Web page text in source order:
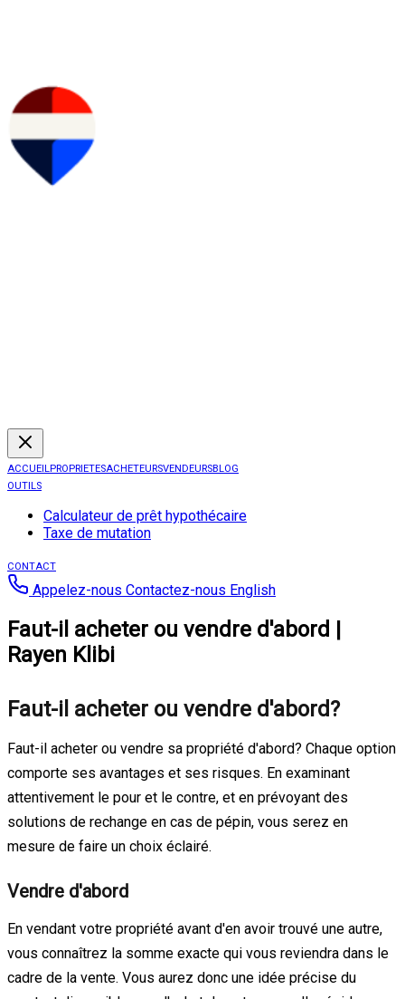
ACCUEILPROPRIETESACHETEURSVENDEURSBLOG
OUTILS
Calculateur de prêt hypothécaire
Taxe de mutation
CONTACT
Appelez-nous Contactez-nous English
Faut-il acheter ou vendre d'abord |
Rayen Klibi
Faut-il acheter ou vendre d'abord?
Faut-il acheter ou vendre sa propriété d'abord? Chaque option
comporte ses avantages et ses risques. En examinant
attentivement le pour et le contre, et en prévoyant des
solutions de rechange en cas de pépin, vous serez en
mesure de faire un choix éclairé.
Vendre d'abord
En vendant votre propriété avant d'en avoir trouvé une autre,
vous connaîtrez la somme exacte qui vous reviendra dans le
cadre de la vente. Vous aurez donc une idée précise du